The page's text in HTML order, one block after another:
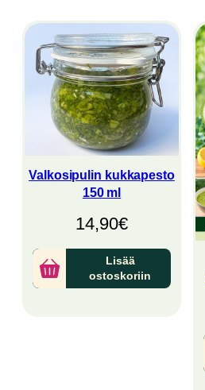
Valkosipulin kukkapesto
150 ml
14,90€
Lisää
ostoskoriin